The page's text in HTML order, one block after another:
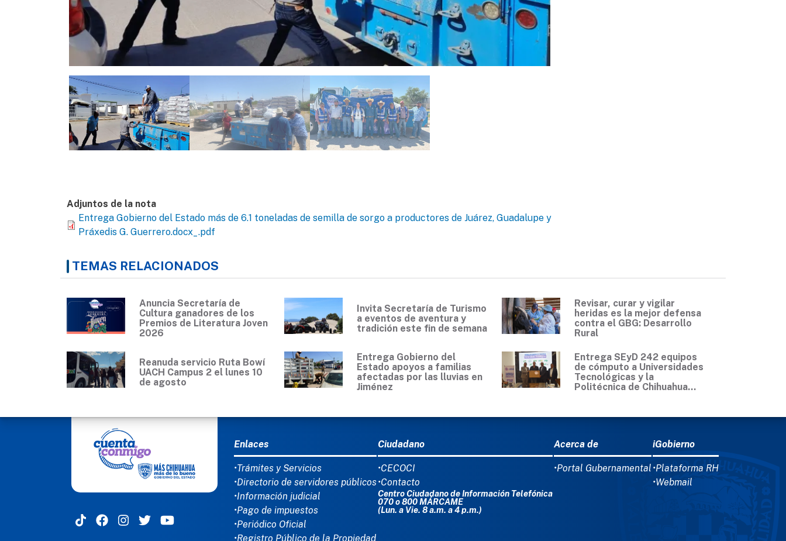
Adjuntos de la nota
Entrega Gobierno del Estado más de 6.1 toneladas de semilla de sorgo a productores de Juárez, Guadalupe y
Práxedis G. Guerrero.docx_.pdf
TEMAS RELACIONADOS
Anuncia Secretaría de
Cultura ganadores de los
Premios de Literatura Joven
2026
Invita Secretaría de Turismo
a eventos de aventura y
tradición este fin de semana
Revisar, curar y vigilar
heridas es la mejor defensa
contra el GBG: Desarrollo
Rural
Reanuda servicio Ruta Bowí
UACH Campus 2 el lunes 10
de agosto
Entrega Gobierno del
Estado apoyos a familias
afectadas por las lluvias en
Jiménez
Entrega SEyD 242 equipos
de cómputo a Universidades
Tecnológicas y la
Politécnica de Chihuahua...
MENÚ DEL PIE
Enlaces
•Trámites y Servicios
•Directorio de servidores públicos
•Información judicial
•Pago de impuestos
•Periódico Oficial
•Registro Público de la Propiedad
Ciudadano
•CECOCI
•Contacto
Centro Ciudadano de Información Telefónica
070 o 800 MÁRCAME
(Lun. a Vie. 8 a.m. a 4 p.m.)
Acerca de
•Portal Gubernamental
iGobierno
•Plataforma RH
•Webmail